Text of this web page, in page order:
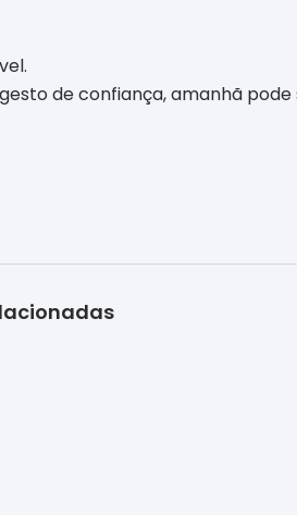
de confiança, amanhã